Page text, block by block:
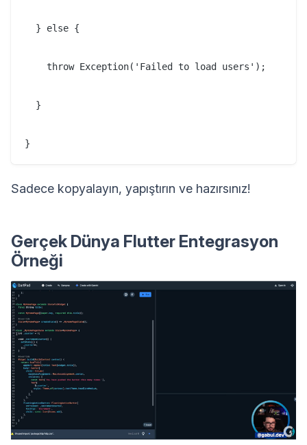
  } else {
    throw Exception('Failed to load users');
  }
}
Sadece kopyalayın, yapıştırın ve hazırsınız!
Gerçek Dünya Flutter Entegrasyon
Örneği